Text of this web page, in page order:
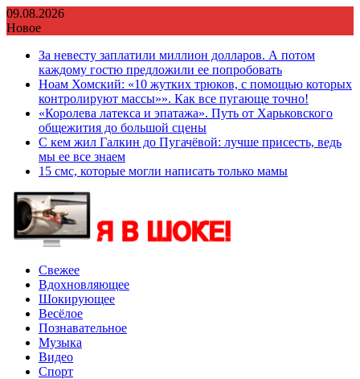
Перейти
к
09.08.2026
Новое
За невесту заплатили миллион долларов. А потом
каждому гостю предложили ее попробовать
Ноам Хомский: «10 жутких трюков, с помощью которых
контролируют массы»». Как все пугающе точно!
«Королева латекса и эпатажа». Путь от Харьковского
общежития до большой сцены
С кем жил Галкин до Пугачёвой: лучше присесть, ведь
мы ее все знаем
15 смс, которые могли написать только мамы
Свежее
Вдохновляющее
Шокирующее
Весёлое
Познавательное
Музыка
Видео
Спорт